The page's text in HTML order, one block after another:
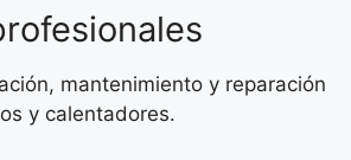
mantenimiento y reparación
y calentadores.